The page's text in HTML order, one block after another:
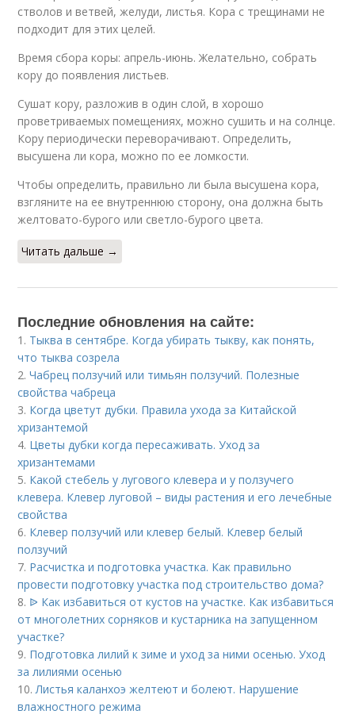
стволов и ветвей, желуди, листья. Кора с трещинами не
подходит для этих целей.
Время сбора коры: апрель-июнь. Желательно, собрать
кору до появления листьев.
Сушат кору, разложив в один слой, в хорошо
проветриваемых помещениях, можно сушить и на солнце.
Кору периодически переворачивают. Определить,
высушена ли кора, можно по ее ломкости.
Чтобы определить, правильно ли была высушена кора,
взгляните на ее внутреннюю сторону, она должна быть
желтовато-бурого или светло-бурого цвета.
Читать дальше →
Последние обновления на сайте:
1. Тыква в сентябре. Когда убирать тыкву, как понять,
что тыква созрела
2.Чабрец ползучий или тимьян ползучий. Полезные
свойства чабреца
3. Когда цветут дубки. Правила ухода за Китайской
хризантемой
4. Цветы дубки когда пересаживать. Уход за
хризантемами
5. Какой стебель у лугового клевера и у ползучего
клевера. Клевер луговой – виды растения и его лечебные
свойства
6. Клевер ползучий или клевер белый. Клевер белый
ползучий
7. Расчистка и подготовка участка. Как правильно
провести подготовку участка под строительство дома?
8. ᐉ Как избавиться от кустов на участке. Как избавиться
от многолетних сорняков и кустарника на запущенном
участке?
9. Подготовка лилий к зиме и уход за ними осенью. Уход
за лилиями осенью
10.Листья каланхоэ желтеют и болеют. Нарушение
влажностного режима